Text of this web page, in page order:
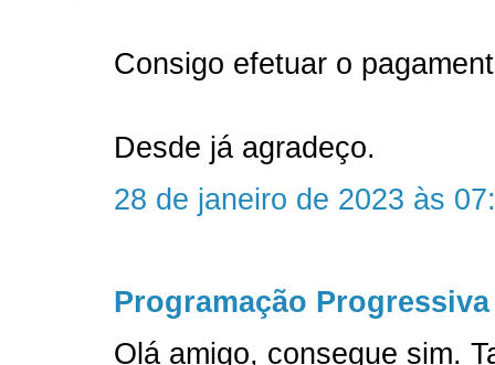
Consigo efetuar o
Desde já agradeço.
28 de janeiro de 2023 às
Programação Progressiva
Olá amigo, consegue sim.